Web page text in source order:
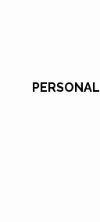
PERSONAL